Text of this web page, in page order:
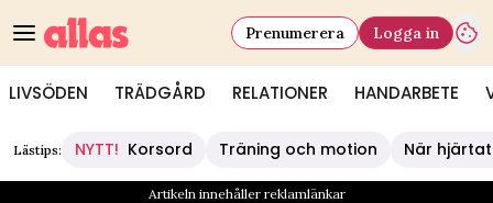
LIVSÖDEN TRÄDGÅRD RELATIONER HANDARBETE
Prenumerera Logga in
Lästips: NYTT! Korsord Träning och motion När
Artikeln innehåller reklamlänkar